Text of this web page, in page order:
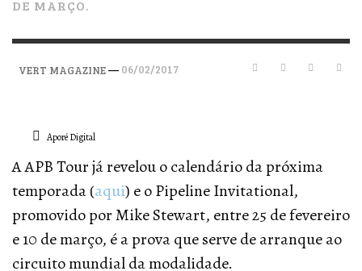
DE MARÇO.
VERT MAGAZINE— 06/02/2017
Aporé Digital
A APB Tour já revelou o calendário da próxima
temporada (aqui) e o Pipeline Invitational,
promovido por Mike Stewart, entre 25 de fevereiro
e 10 de março, é a prova que serve de arranque ao
circuito mundial da modalidade.